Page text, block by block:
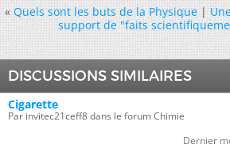
« Quels sont les buts de la Physique|
support de "faits
DISCUSSIONS SIMILAIRES
Cigarette
Par invitec21ceff8 dans le forum Chimie
Dernier